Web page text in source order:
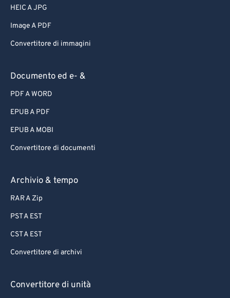
HEIC A JPG
Image A PDF
Convertitore di immagini
Documento ed e- &
PDF A WORD
EPUB A PDF
EPUB A MOBI
Convertitore di documenti
Archivio & tempo
RAR A Zip
PST A EST
CST A EST
Convertitore di archivi
Convertitore di unità